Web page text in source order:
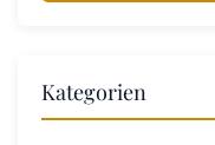
Kategorien